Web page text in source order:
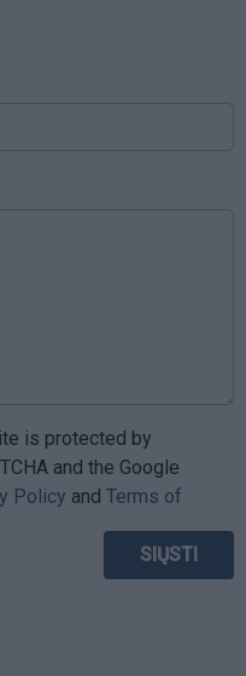
is protected by
and the Google
Policy and Terms of